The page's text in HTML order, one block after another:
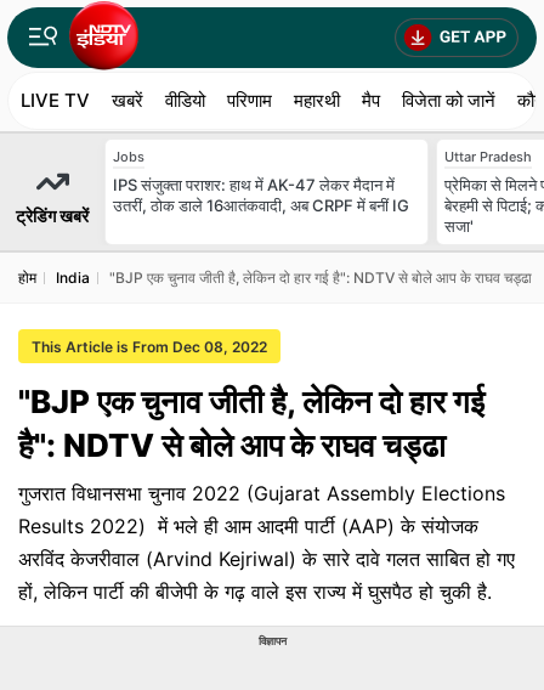
LIVE TV खबरें वीडियो परिणाम महारथी मैप विजेता को जानें
ट्रेडिंग खबरें
Jobs
IPS संजुक्ता पराशर: हाथ में AK-47 लेकर मैदान में
उतरीं, ठोक डाले 16आतंकवादी, अब CRPF में बनीं IG
Uttar Pradesh
प्रेमिका से मिलने
बेरहमी से पिटाई;
सजा'
होम India "BJP एक चुनाव जीती है, लेकिन दो हार गई है": NDTV से बोले आप के राघव चड्ढा
This Article is From Dec 08, 2022
"BJP एक चुनाव जीती है, लेकिन दो हार गई
है": NDTV से बोले आप के राघव चड्ढा
गुजरात विधानसभा चुनाव 2022 (Gujarat Assembly Elections
Results 2022) में भले ही आम आदमी पार्टी (AAP) के संयोजक
अरविंद केजरीवाल (Arvind Kejriwal) के सारे दावे गलत साबित हो गए
हों, लेकिन पार्टी की बीजेपी के गढ़ वाले इस राज्य में घुसपैठ हो चुकी है.
विज्ञापन